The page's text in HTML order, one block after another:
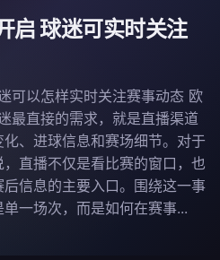
启 球迷可实时关注
可以怎样实时关注赛事动态 欧
最直接的需求，就是直播渠道
、进球信息和赛场细节。对于
直播不仅是看比赛的窗口，也
信息的主要入口。围绕这一事
一场次，而是如何在赛事...